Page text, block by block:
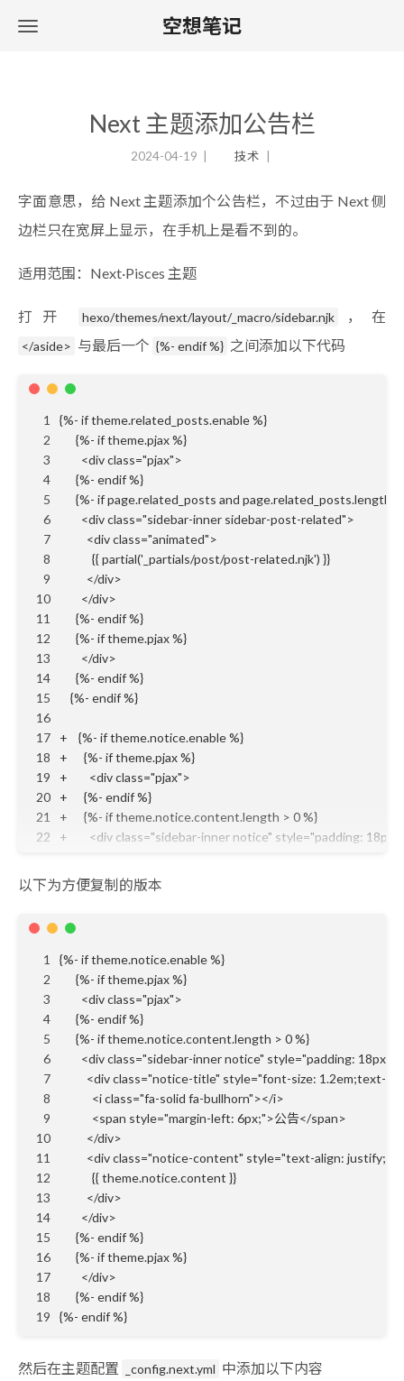
空想笔记
Next 主题添加公告栏
2024-04-19 技术
字面意思，给 Next 主题添加个公告栏，不过由于 Next 侧
边栏只在宽屏上显示，在手机上是看不到的。
适用范围：Next·Pisces 主题
打开 hexo/themes/next/layout/_macro/sidebar.njk ，在
</aside> 与最后一个 {%- endif %} 之间添加以下代码
1
2
3
4
5
6
7
8
9
10
11
12
13
14
15
16
17
18
19
20
21
22
24
25
27
28
29
30
31
32
33
34
35
36
37
{%- if theme.related_posts.enable %}
      {%- if theme.pjax %}
        <div class="pjax">
      {%- endif %}
{%- if page.related_posts and page.related_posts.length
        <div class="sidebar-inner sidebar-post-related">
          <div class="animated">
            {{ partial('_partials/post/post-related.njk') }}
          </div>
        </div>
      {%- endif %}
      {%- if theme.pjax %}
        </div>
      {%- endif %}
    {%- endif %}
+    {%- if theme.notice.enable %}
+      {%- if theme.pjax %}
+        <div class="pjax">
+      {%- endif %}
+      {%- if theme.notice.content.length > 0 %}
+        <div class="sidebar-inner notice" style="padding:
+            <i class="fa-solid fa-bullhorn"></i>
+            <span style="margin-left: 6px;">公告</span>
+          <div class="notice-content" style="text-align:
+            {{ theme.notice.content }}
+          </div>
+        </div>
+      {%- endif %}
+      {%- if theme.pjax %}
+        </div>
+      {%- endif %}
+    {%- endif %}
	</aside>
{% endmacro %}
以下为方便复制的版本
1
2
3
4
5
6
7
8
9
10
11
12
13
14
15
16
17
18
19
{%- if theme.notice.enable %}
      {%- if theme.pjax %}
        <div class="pjax">
      {%- endif %}
      {%- if theme.notice.content.length > 0 %}
        <div class="sidebar-inner notice" style="padding: 18px;">
<div class="notice-title" style="font-size: 1.2em;text-
            <i class="fa-solid fa-bullhorn"></i>
            <span style="margin-left: 6px;">公告</span>
          </div>
          <div class="notice-content" style="text-align: justify;">
            {{ theme.notice.content }}
          </div>
        </div>
      {%- endif %}
      {%- if theme.pjax %}
        </div>
      {%- endif %}
{%- endif %}
然后在主题配置 _config.next.yml 中添加以下内容